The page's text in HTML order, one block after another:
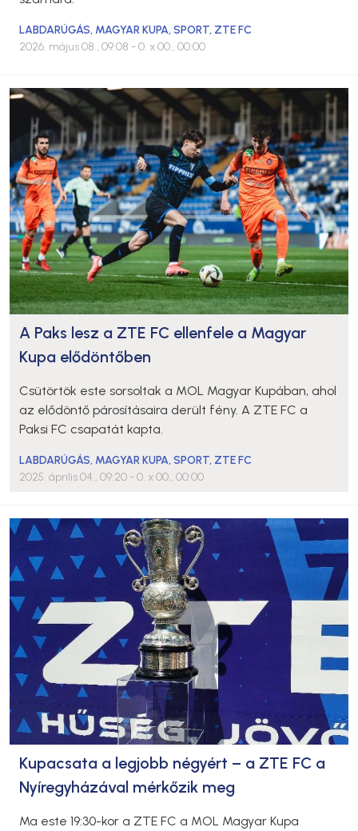
LABDARÚGÁS, MAGYAR KUPA,SPORT, ZTE FC
2026. május 08., 09:08 - 0. x 00., 00:00
A Paks lesz a ZTE FC ellenfele a Magyar
Kupa elődöntőben
Csütörtök este sorsoltak a MOL Magyar Kupában, ahol
az elődöntő párosításaira derült fény. A ZTE FC a
Paksi FC csapatát kapta.
LABDARÚGÁS, MAGYAR KUPA,SPORT, ZTE FC
2025. április 04., 09:20 - 0. x 00., 00:00
Kupacsata a legjobb négyért – a ZTE FC a
Nyíregyházával mérkőzik meg
Ma este 19:30-kor a ZTE FC a MOL Magyar Kupa